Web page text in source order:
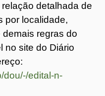
detalhada de
por localidade,
regras do
no site do Diário
dou/-/edital-n-